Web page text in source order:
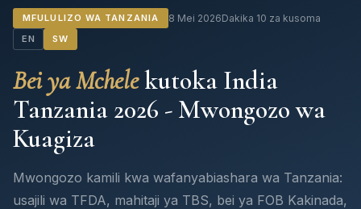
MFULULIZO WA TANZANIA 8 Mei 2026Dakika 10 za kusoma
EN SW
Bei ya Mchelekutoka India
Tanzania 2026 - Mwongozo wa
Kuagiza
Mwongozo kamili kwa wafanyabiashara wa Tanzania:
usajili wa TFDA, mahitaji ya TBS, bei ya FOB Kakinada,